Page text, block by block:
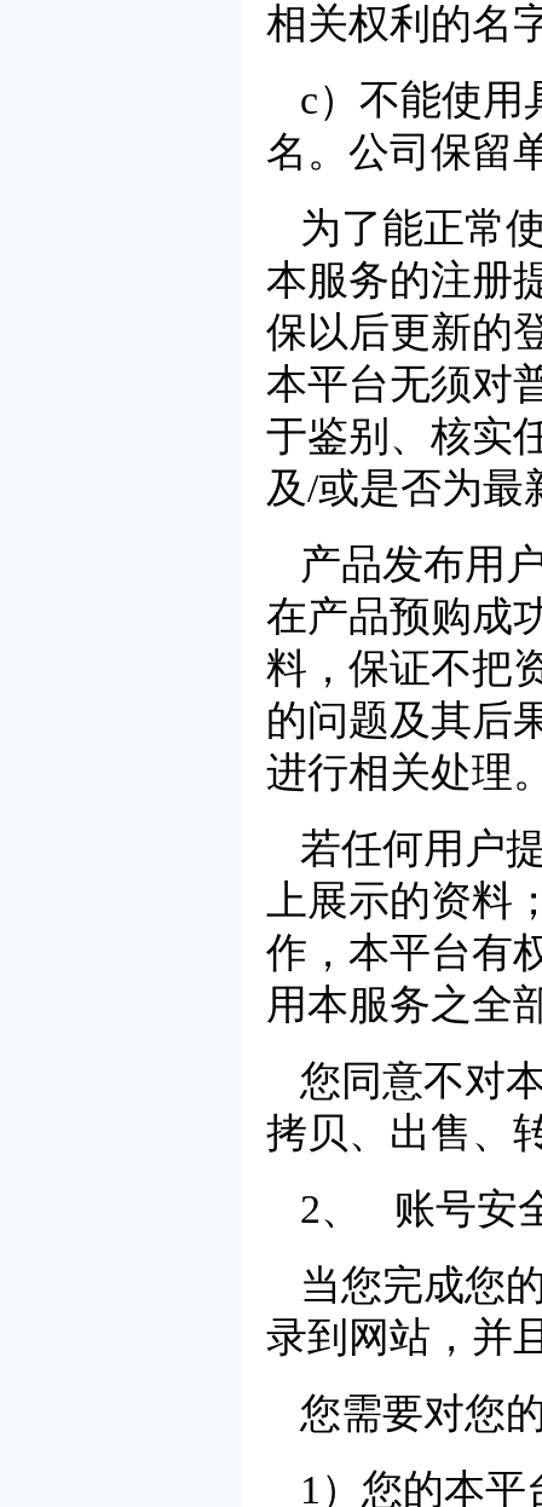
相关权利的名
c）不能使用
名。公司保留
为了能正常
本服务的注册
保以后更新的
本平台无须对
于鉴别、核实
及/或是否为最
产品发布用
在产品预购成
料，保证不把
的问题及其后
进行相关处理
若任何用户
上展示的资
作，本平台有
用本服务之全
您同意不对
拷贝、出售、
2、 账号安
当您完成您
录到网站，并
您需要对您
1）您的本